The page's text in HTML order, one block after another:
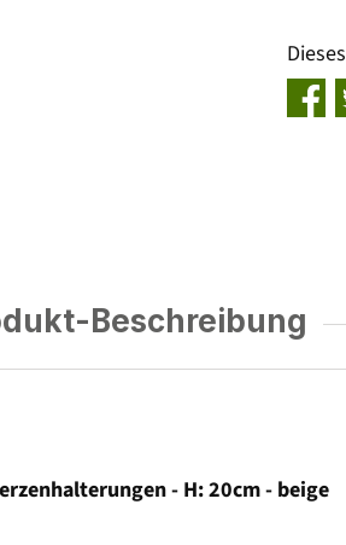
Beschreibung
- H: 20cm - beige